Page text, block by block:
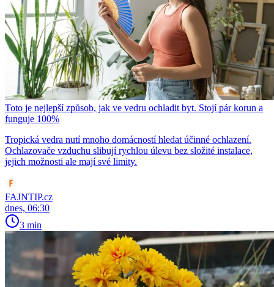
Toto je nejlepší způsob, jak ve vedru ochladit byt. Stojí pár korun a
funguje 100%
Tropická vedra nutí mnoho domácností hledat účinné ochlazení.
Ochlazovače vzduchu slibují rychlou úlevu bez složité instalace,
jejich možnosti ale mají své limity.
FAJNTIP.cz
dnes, 06:30
3 min